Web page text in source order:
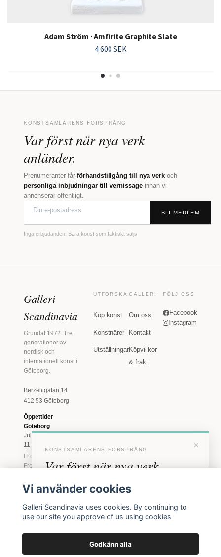
Adam Ström · Amfirite Graphite Slate
4 600 SEK
KONSTSAMLARENS FÖRSPRÅNG
Var först när nya verk
anländer.
Prenumeranter får förhandstillgång till nya verk och
personliga inbjudningar till vernissage innan vi
annonserar offentligt.
BLI MEDLEM
Inga erbjudanden. Bara konst som faktiskt säljs.
Galleri
Scandinavia
Grundat 1972. Tre
generationer av
nordisk och
internationell konst i
Göteborg.
Berzeliigatan 14
412 53 Göteborg
Öppettider
Göteborg
Juli: Tis 11-18 · Lör
11-16
Fr.o.m. augusti: Tis-
Fre 11-18 · Lör 11-
Marstrand
2026
Tis-Fre 11-18 ·
UTFORSKA
Köp konst
Konstnärer
Utställningar
GALLERI
Om oss
Kontakt
Köpvillkor
& frakt
FÖLJ OSS
Facebook
Instagram
×
KONSTSAMLARENS FÖRSPRÅNG
Var först när nya verk
anländer
inbjudningar till vernissage, innan vi annonserar
offentligt.
Vi använder cookies
Galleri Scandinavia uses cookies. By continuing to
use our site you approve of us using cookies
Godkänn alla